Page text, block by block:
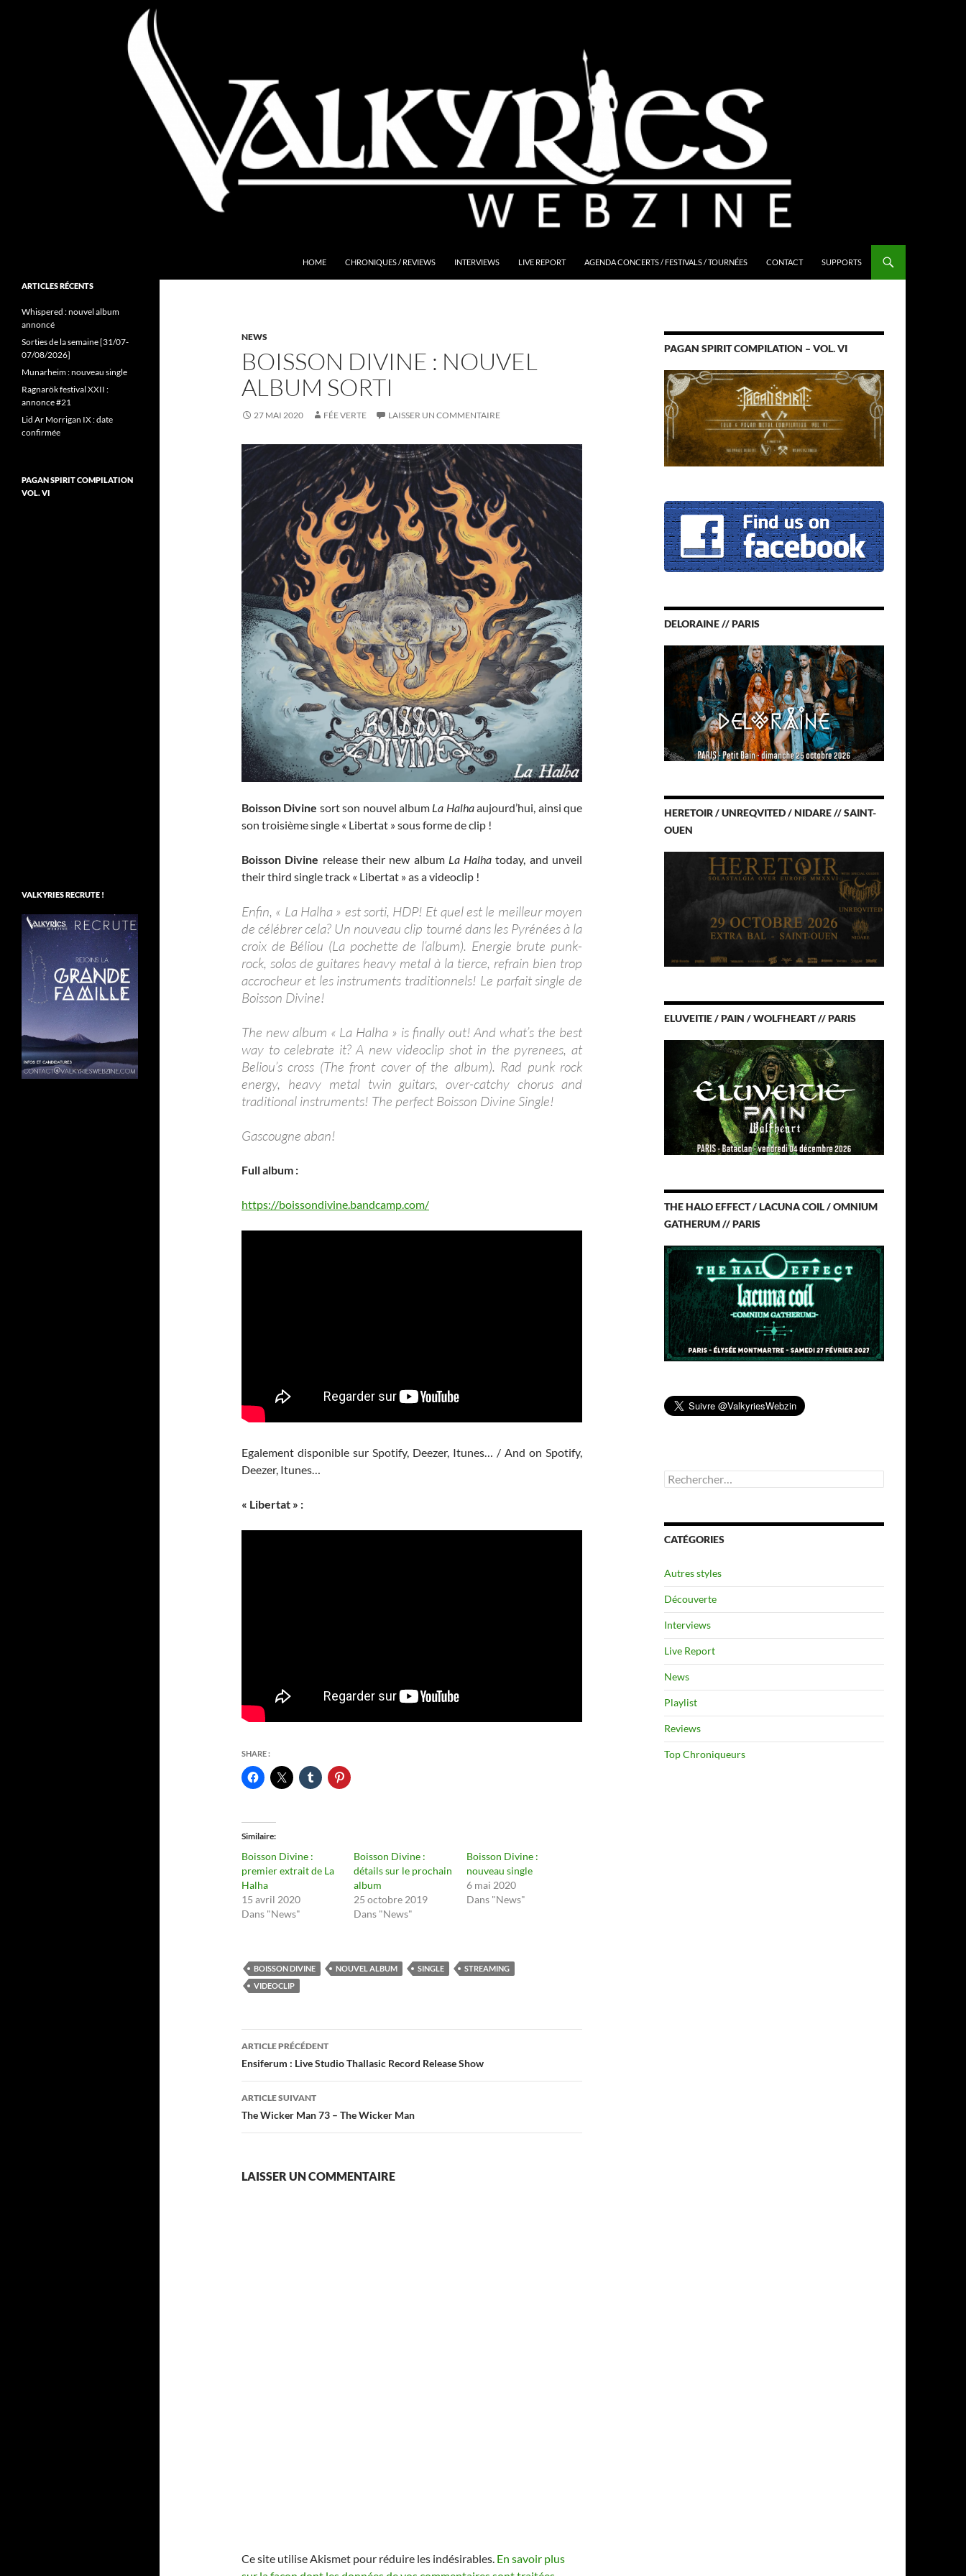
HOME CHRONIQUES / REVIEWS INTERVIEWS LIVE REPORT AGENDA CONCERTS / FESTIVALS / TOURNÉES CONTACT SUPPORTS
NEWS
BOISSON DIVINE : NOUVEL
ALBUM SORTI
27 MAI 2020 FÉE VERTE LAISSER UN COMMENTAIRE
Boisson Divine sort son nouvel album La Halhaaujourd’hui, ainsi que
son troisième single « Libertat » sous forme de clip !
Boisson Divine release their new album La Halha today, and unveil
their third single track « Libertat » as a videoclip !
Enfin, « La Halha » est sorti, HDP! Et quel est le meilleur moyen
de célébrer cela? Un nouveau clip tourné dans les Pyrénées à la
croix de Béliou (La pochette de l’album). Energie brute punk-
rock, solos de guitares heavy metal à la tierce, refrain bien trop
accrocheur et les instruments traditionnels! Le parfait single de
Boisson Divine!
The new album « La Halha » is finally out! And what’s the best
way to celebrate it? A new videoclip shot in the pyrenees, at
Beliou’s cross (The front cover of the album). Rad punk rock
energy, heavy metal twin guitars, over-catchy chorus and
traditional instruments! The perfect Boisson Divine Single!
Gascougne aban!
Full album :
https://boissondivine.bandcamp.com/
Egalement disponible sur Spotify, Deezer, Itunes… / And on Spotify,
Deezer, Itunes…
« Libertat » :
SHARE :
Similaire
Boisson Divine :
premier extrait de La
Halha
15 avril 2020
Dans "News"
Boisson Divine :
détails sur le prochain
album
25 octobre 2019
Dans "News"
Boisson Divine :
nouveau single
6 mai 2020
Dans "News"
BOISSON DIVINE NOUVEL ALBUM SINGLE
STREAMING
VIDEOCLIP
Navigation
des
articles
ARTICLE PRÉCÉDENT
Ensiferum : Live Studio Thallasic Record Release Show
ARTICLE SUIVANT
The Wicker Man 73 – The Wicker Man
LAISSER UN COMMENTAIRE
Ce site utilise Akismet pour réduire les indésirables. En savoir plus
PAGAN SPIRIT COMPILATION – VOL. VI
DELORAINE // PARIS
HERETOIR / UNREQVITED / NIDARE // SAINT-
OUEN
ELUVEITIE / PAIN / WOLFHEART // PARIS
THE HALO EFFECT / LACUNA COIL / OMNIUM
GATHERUM // PARIS
Rechercher :
CATÉGORIES
Autres styles
Découverte
Interviews
Live Report
News
Playlist
Reviews
Top Chroniqueurs
Folk Pagan Webzine
ARTICLES RÉCENTS
Whispered : nouvel album
annoncé
Sorties de la semaine [31/07-
07/08/2026]
Munarheim : nouveau single
Ragnarök festival XXII :
annonce #21
Lid Ar Morrigan IX : date
confirmée
PAGAN SPIRIT COMPILATION
VOL. VI
VALKYRIES RECRUTE !